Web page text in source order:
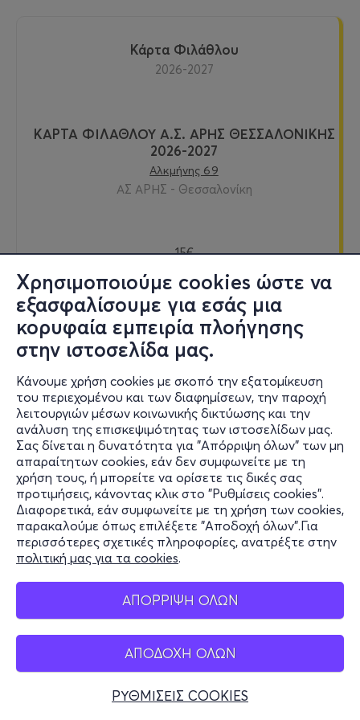
Χρησιμοποιούμε cookies ώστε να
εξασφαλίσουμε για εσάς μια
κορυφαία εμπειρία πλοήγησης
στην ιστοσελίδα μας.
Κάνουμε χρήση cookies με σκοπό την εξατομίκευση
του περιεχομένου και των διαφημίσεων, την παροχή
λειτουργιών μέσων κοινωνικής δικτύωσης και την
ανάλυση της επισκεψιμότητας των ιστοσελίδων μας.
Σας δίνεται η δυνατότητα για "Απόρριψη όλων" των μη
απαραίτητων cookies, εάν δεν συμφωνείτε με τη
χρήση τους, ή μπορείτε να ορίσετε τις δικές σας
προτιμήσεις, κάνοντας κλικ στο "Ρυθμίσεις cookies".
Διαφορετικά, εάν συμφωνείτε με τη χρήση των cookies,
παρακαλούμε όπως επιλέξετε "Αποδοχή όλων".Για
περισσότερες σχετικές πληροφορίες, ανατρέξτε στην
πολιτική μας για τα cookies.
ΑΠΟΡΡΙΨΗ ΟΛΩΝ
ΑΠΟΔΟΧΗ ΟΛΩΝ
ΡΥΘΜΙΣΕΙΣ COOKIES
Κάρτα Φιλάθλου
2026-2027
ΚΑΡΤΑ ΦΙΛΑΘΛΟΥ Α.Σ. ΑΡΗΣ ΘΕΣΣΑΛΟΝΙΚΗΣ
2026-2027
Αλκμήνης 69
ΑΣ ΑΡΗΣ - Θεσσαλονίκη
15€
Εισιτήρια